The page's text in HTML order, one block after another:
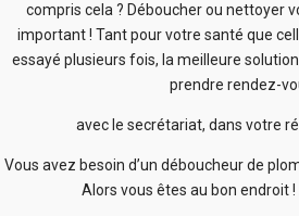
compris cela ? Déboucher ou nettoyer
important ! Tant pour votre santé que
essayé plusieurs fois, la meilleure
prendre rendez-
avec le secrétariat, dans votre
Vous avez besoin d’un déboucheur de
Alors vous êtes au bon endroit